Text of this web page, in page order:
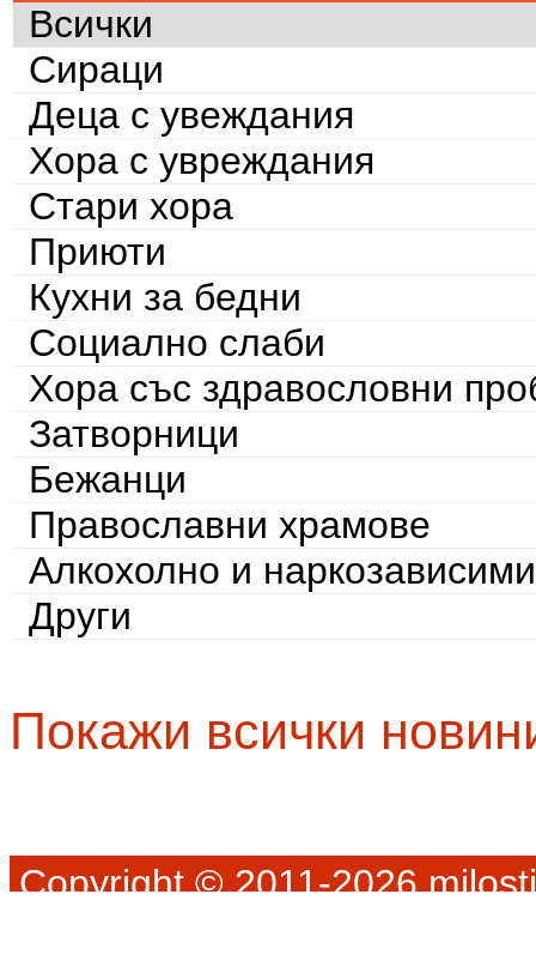
Всички
Сираци
Деца с увеждания
Хора с увреждания
Стари хора
Приюти
Кухни за бедни
Социално слаби
Хора със здравословни
Затворници
Бежанци
Православни храмове
Алкохолно и наркозависими
Други
Покажи всички
Copyright © 2011-2026